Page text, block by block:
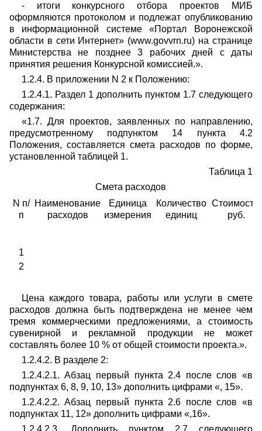
- итоги конкурсного отбора проектов МИБ
оформляются протоколом и подлежат опубликованию
в информационной системе «Портал Воронежской
области в сети Интернет» (www.govvrn.ru) на странице
Министерства не позднее 3 рабочих дней с даты
принятия решения Конкурсной комиссией.».
1.2.4. В приложении N 2 к Положению:
1.2.4.1. Раздел 1 дополнить пунктом 1.7 следующего
содержания:
«1.7. Для проектов, заявленных по направлению,
предусмотренному подпунктом 14 пункта 4.2
Положения, составляется смета расходов по форме,
установленной таблицей 1.
Таблица 1
Смета расходов
N п/
п
Наименование
расходов
Единица
измерения
Количество
единиц
Стоимость,
руб.
1
2
Цена каждого товара, работы или услуги в смете
расходов должна быть подтверждена не менее чем
тремя коммерческими предложениями, а стоимость
сувенирной и рекламной продукции не может
составлять более 10 % от общей стоимости проекта.».
1.2.4.2. В разделе 2:
1.2.4.2.1. Абзац первый пункта 2.4 после слов «в
подпунктах 6, 8, 9, 10, 13» дополнить цифрами «, 15».
1.2.4.2.2. Абзац первый пункта 2.6 после слов «в
подпунктах 11, 12» дополнить цифрами «,16».
1.2.4.2.3. Дополнить пунктом 2.7 следующего